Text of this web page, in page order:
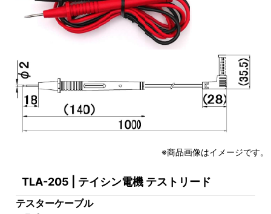
※商品画像はイメージです。
TLA-205 | テイシン電機 テストリード
テスターケーブル